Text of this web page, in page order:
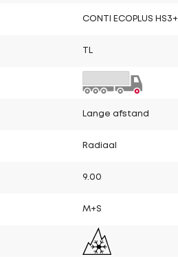
CONTI ECOPLUS HS3+
Lange afstand
Radiaal
9.00
M+S